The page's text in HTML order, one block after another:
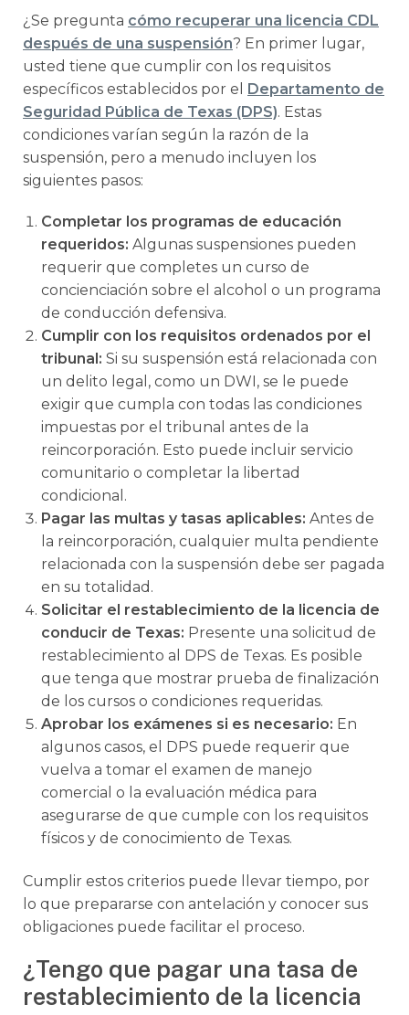
¿Se pregunta cómo recuperar una licencia CDL
después de una suspensión? En primer lugar,
usted tiene que cumplir con los requisitos
específicos establecidos por el
Departamento de
Seguridad Pública de Texas (DPS). Estas
condiciones varían según la razón de la
suspensión, pero a menudo incluyen los
siguientes pasos:
Completar los programas de educación
requeridos: Algunas suspensiones pueden
requerir que completes un curso de
concienciación sobre el alcohol o un programa
de conducción defensiva.
Cumplir con los requisitos ordenados por el
tribunal: Si su suspensión está relacionada con
un delito legal, como un DWI, se le puede
exigir que cumpla con todas las condiciones
impuestas por el tribunal antes de la
reincorporación. Esto puede incluir servicio
comunitario o completar la libertad
condicional.
Pagar las multas y tasas aplicables: Antes de
la reincorporación, cualquier multa pendiente
relacionada con la suspensión debe ser pagada
en su totalidad.
Solicitar el restablecimiento de la licencia de
conducir de Texas: Presente una solicitud de
restablecimiento al DPS de Texas. Es posible
que tenga que mostrar prueba de finalización
de los cursos o condiciones requeridas.
Aprobar los exámenes si es necesario: En
algunos casos, el DPS puede requerir que
vuelva a tomar el examen de manejo
comercial o la evaluación médica para
asegurarse de que cumple con los requisitos
físicos y de conocimiento de Texas.
Cumplir estos criterios puede llevar tiempo, por
lo que prepararse con antelación y conocer sus
obligaciones puede facilitar el proceso.
¿Tengo que pagar una tasa de
restablecimiento de la licencia